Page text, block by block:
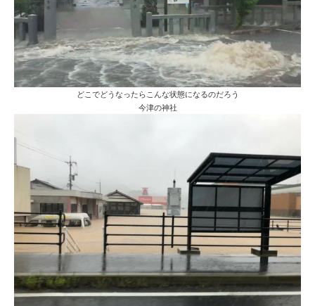
どこでどうなったらこんな状態になるのだろう
今津の神社